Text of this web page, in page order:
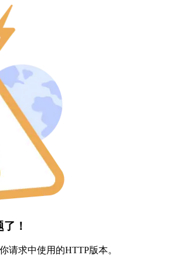
！
请求中使用的HTTP版本。